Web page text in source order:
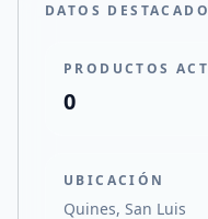
DATOS
PRODUCTOS
0
UBICACIÓN
Quines, San Luis